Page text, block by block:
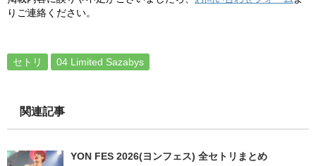
りご連絡ください。
セトリ 04 Limited Sazabys
関連記事
YON FES 2026(ヨンフェス) 全セトリまとめ